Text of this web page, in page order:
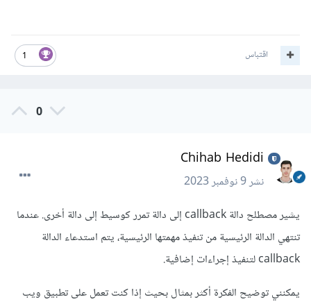
1 اقتباس
0
Chihab Hedidi
نشر9 نوفمبر 2023
يشير مصطلح دالة callback إلى دالة تمرر كوسيط إلى دالة أخرى. عندما
تنتهي الدالة الرئيسية من تنفيذ مهمتها الرئيسية، يتم استدعاء الدالة
callback لتنفيذ إجراءات إضافية.
يمكنني توضيح الفكرة أكثر بمثال بحيث إذا كنت تعمل على تطبيق ويب